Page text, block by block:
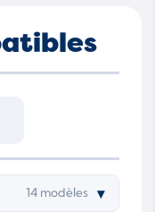
14 modèles ▾